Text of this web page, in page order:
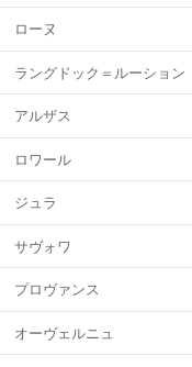
ローヌ
ラングドック＝ルーション
アルザス
ロワール
ジュラ
サヴォワ
プロヴァンス
オーヴェルニュ